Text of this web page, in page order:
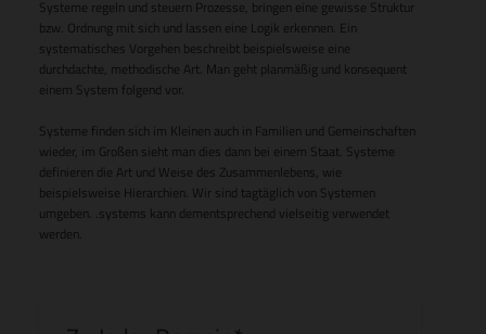
Systeme regeln und steuern Prozesse, bringen eine gewisse Struktur
bzw. Ordnung mit sich und lassen eine Logik erkennen. Ein
systematisches Vorgehen beschreibt beispielsweise eine
durchdachte, methodische Art. Man geht planmäßig und konsequent
einem System folgend vor.
Systeme finden sich im Kleinen auch in Familien und Gemeinschaften
wieder, im Großen sieht man dies dann bei einem Staat. Systeme
definieren die Art und Weise des Zusammenlebens, wie
beispielsweise Hierarchien. Wir sind tagtäglich von Systemen
umgeben. .systems kann dementsprechend vielseitig verwendet
werden.